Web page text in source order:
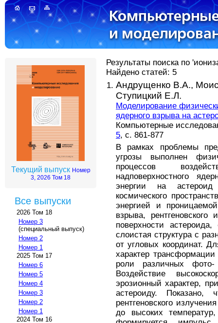
Текущий выпуск Номер
3, 2026 Том 18
Все выпуски
2026 Том 18
Номер 3
(специальный выпуск)
Номер 2
Номер 1
2025 Том 17
Номер 6
Номер 5
Номер 4
Номер 3
Номер 2
Номер 1
2024 Том 16
Результаты поиска по
Найдено статей: 5
Андрущенко В.А.,
Ступицкий Е.Л.
Моделирование
ядерного взрыва на
Компьютерные
5, с. 861-877
В рамках проблемы
угрозы выполнен
процессов
надповерхностного
энергии на
космического
энергией и
взрыва, рентгеновского
поверхности
слоистая структура с
от угловых координат.
характер
роли различных фото-
Воздействие
эрозионный характер,
астероиду.
рентгеновского
до высоких